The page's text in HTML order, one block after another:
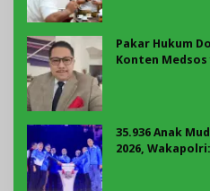
Pakar Hukum
Konten Medsos
35.936 Anak
2026,